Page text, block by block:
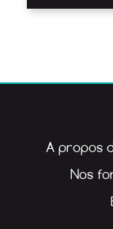
A propos
Nos